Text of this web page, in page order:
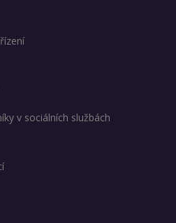
v sociálních službách